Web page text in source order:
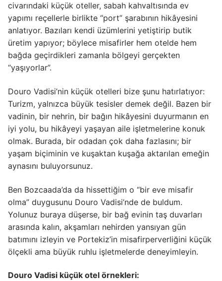
civarındaki küçük oteller, sabah kahvaltısında ev
yapımı reçellerle birlikte “port” şarabının hikâyesini
anlatıyor. Bazıları kendi üzümlerini yetiştirip butik
üretim yapıyor; böylece misafirler hem otelde hem
bağda geçirdikleri zamanla bölgeyi gerçekten
“yaşıyorlar”.
Douro Vadisi’nin küçük otelleri bize şunu hatırlatıyor:
Turizm, yalnızca büyük tesisler demek değil. Bazen bir
vadinin, bir nehrin, bir bağın hikâyesini duyurmanın en
iyi yolu, bu hikâyeyi yaşayan aile işletmelerine konuk
olmak. Burada, bir odadan çok daha fazlasını; bir
yaşam biçiminin ve kuşaktan kuşağa aktarılan emeğin
aynasını buluyorsunuz.
Ben Bozcaada’da da hissettiğim o “bir eve misafir
olma” duygusunu Douro Vadisi’nde de buldum.
Yolunuz buraya düşerse, bir bağ evinin taş duvarları
arasında kalın, akşamları nehirden yansıyan gün
batımını izleyin ve Portekiz’in misafirperverliğini küçük
ölçekli ama büyük ruhlu işletmelerde deneyimleyin.
Douro Vadisi küçük otel örnekleri: